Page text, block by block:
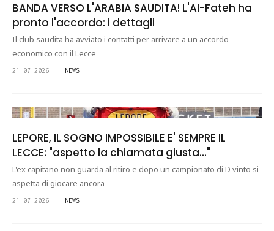
BANDA VERSO L'ARABIA SAUDITA! L'Al-Fateh ha
pronto l'accordo: i dettagli
Il club saudita ha avviato i contatti per arrivare a un accordo
economico con il Lecce
21.07.2026 NEWS
LEPORE, IL SOGNO IMPOSSIBILE E' SEMPRE IL
LECCE: "aspetto la chiamata giusta..."
L'ex capitano non guarda al ritiro e dopo un campionato di D vinto si
aspetta di giocare ancora
21.07.2026 NEWS